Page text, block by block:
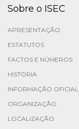
Sobre o ISEC
APRESENTAÇÃO
ESTATUTOS
FACTOS E NÚMEROS
HISTÓRIA
INFORMAÇÃO OFICIAL
ORGANIZAÇÃO
LOCALIZAÇÃO